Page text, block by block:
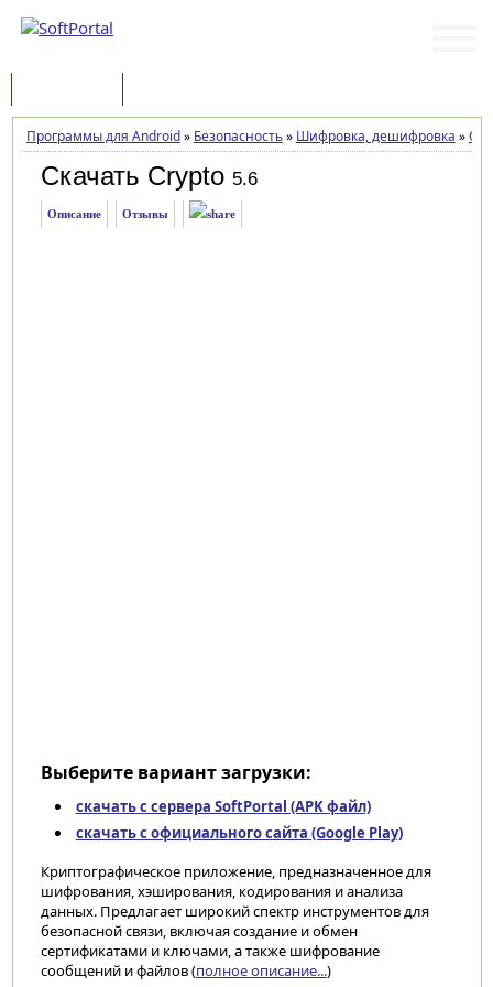
Программы для Android» Безопасность» Шифровка, дешифровка »
Скачать Crypto 5.6
Описание Отзывы
Выберите вариант загрузки:
скачать с сервера SoftPortal (APK файл)
скачать с официального сайта (Google Play)
Криптографическое приложение, предназначенное для
шифрования, хэширования, кодирования и анализа
данных. Предлагает широкий спектр инструментов для
безопасной связи, включая создание и обмен
сертификатами и ключами, а также шифрование
сообщений и файлов (полное описание...)